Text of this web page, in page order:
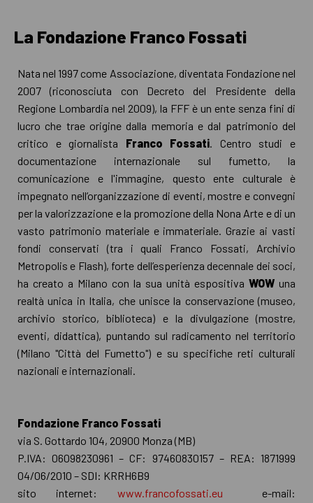
La Fondazione Franco Fossati
Nata nel 1997 come Associazione, diventata Fondazione nel
2007 (riconosciuta con Decreto del Presidente della
Regione Lombardia nel 2009), la FFF è un ente senza fini di
lucro che trae origine dalla memoria e dal patrimonio del
critico e giornalista Franco Fossati. Centro studi e
documentazione internazionale sul fumetto, la
comunicazione e l'immagine, questo ente culturale è
impegnato nell’organizzazione di eventi, mostre e convegni
per la valorizzazione e la promozione della Nona Arte e di un
vasto patrimonio materiale e immateriale. Grazie ai vasti
fondi conservati (tra i quali Franco Fossati, Archivio
Metropolis e Flash), forte dell’esperienza decennale dei soci,
ha creato a Milano con la sua unità espositiva WOW una
realtà unica in Italia, che unisce la conservazione (museo,
archivio storico, biblioteca) e la divulgazione (mostre,
eventi, didattica), puntando sul radicamento nel territorio
(Milano "Città del Fumetto") e su specifiche reti culturali
nazionali e internazionali.
Fondazione Franco Fossati
via S. Gottardo 104, 20900 Monza (MB)
P.IVA: 06098230961 – CF: 97460830157 – REA: 1871999
04/06/2010 – SDI: KRRH6B9
sito internet: www.francofossati.eu e-mail: